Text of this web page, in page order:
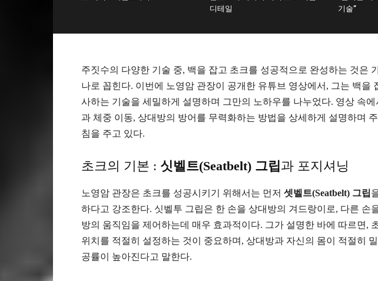
디테일
기술”
주짓수의 다양한 기술 중, 백을 잡고 초크를 성공적으로 완성하는 것은
나로 꼽힌다. 이번에 노영암 관장이 공개한 유튜브 영상에서, 그는 백을
사하는 기술을 세밀하게 설명하며 그만의 노하우를 나누었다. 영상 속
과 체중 이동, 상대방의 방어를 무력화하는 방법을 상세하게 설명하며
침을 주고 있다.
초크의 기본 : 싯벨트(Seatbelt) 그립과 포지셔닝
노영암 관장은 초크를 성공시키기 위해서는 먼저 셋벨트(Seatbelt) 그립
하다고 강조한다. 싯벨투 그립은 한 손을 상대방의 겨드랑이로, 다른 손
방의 움직임을 제어하는데 매우 효과적이다. 그가 설명한 바에 따르면,
위치를 적절히 설정하는 것이 중요하며, 상대방과 자신의 몸이 적절히
공률이 높아진다고 말한다.